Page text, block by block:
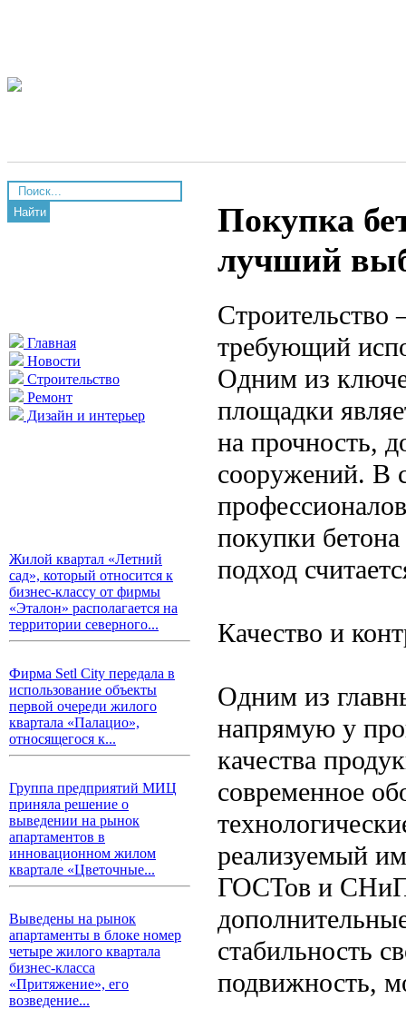
Найти
Главная
Новости
Строительство
Ремонт
Дизайн и интерьер
Жилой квартал «Летний
сад», который относится к
бизнес-классу от фирмы
«Эталон» располагается на
территории северного...
Фирма Setl City передала в
использование объекты
первой очереди жилого
квартала «Палацио»,
относящегося к...
Группа предприятий МИЦ
приняла решение о
выведении на рынок
апартаментов в
инновационном жилом
квартале «Цветочные...
Выведены на рынок
апартаменты в блоке номер
четыре жилого квартала
бизнес-класса
«Притяжение», его
возведение...
Покупка
лучший
требующий
Одним из
площадки
на прочность,
сооружений. В
покупки
подход
Качество и
Одним из
напрямую у
качества
современное
реализуемый
ГОСТов и
стабильность
подвижность,